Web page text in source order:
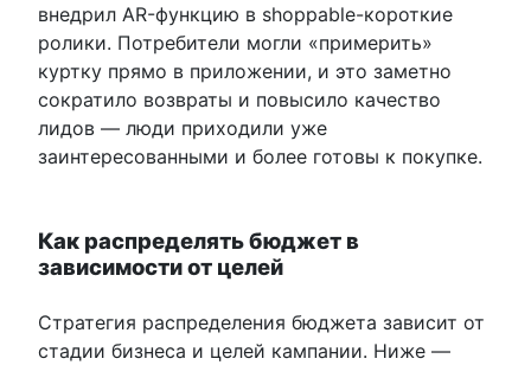
внедрил AR-функцию в shoppable-короткие
ролики. Потребители могли «примерить»
куртку прямо в приложении, и это заметно
сократило возвраты и повысило качество
лидов — люди приходили уже
заинтересованными и более готовы к покупке.
Как распределять бюджет в
зависимости от целей
Стратегия распределения бюджета зависит от
стадии бизнеса и целей кампании. Ниже —